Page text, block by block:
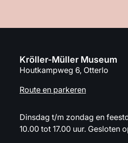
Kröller-Müller Museum
Houtkampweg 6, Otterlo
Route en parkeren
Dinsdag t/m zondag en
10.00 tot 17.00 uur. Gesloten